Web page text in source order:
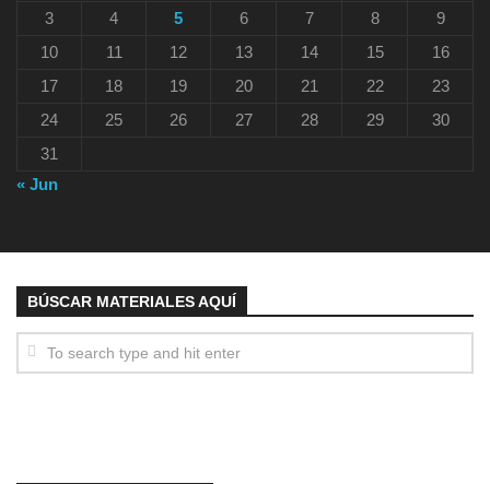
3
4 5 6 7 8
9
10
11 12 13 14 15
16
17
18 19 20 21 22
23
24
25 26 27 28 29
30
31
« Jun
BÚSCAR MATERIALES AQUÍ